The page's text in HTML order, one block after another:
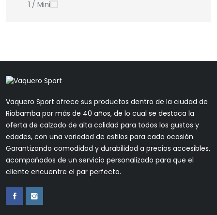
1 / Mini
Vaquero Sport ofrece sus productos dentro de la ciudad de
Riobamba por más de 40 años, de lo cual se destaca la
oferta de calzado de alta calidad para todos los gustos y
edades, con una variedad de estilos para cada ocasión.
Garantizando comodidad y durabilidad a precios accesibles,
acompañados de un servicio personalizado para que el
cliente encuentre el par perfecto.